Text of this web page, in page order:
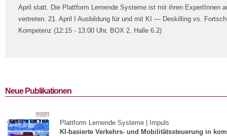
April statt. Die Plattform Lernende Systeme ist mit ihren ExpertInnen
vertreten: 21. April I Ausbildung für und mit KI — Deskilling vs.
Kompetenz (12:15 - 13:00 Uhr, BOX 2, Halle 6.2)
Neue Publikationen
Plattform Lernende Systeme | Impuls
KI-basierte Verkehrs- und Mobilitätssteuerung in